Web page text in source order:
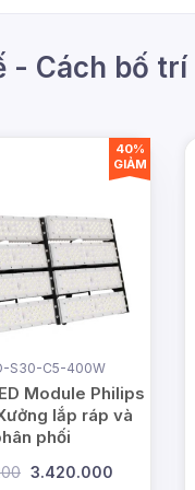
- Cách bố trí
S30-C5-400W
Module Philips
lắp ráp và
phối
3.420.000
40%
GIẢM